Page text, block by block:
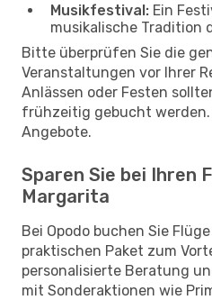
Musikfestival: Ein
musikalische Tradition
Bitte überprüfen Sie die
Veranstaltungen vor Ihrer
Anlässen oder Festen
frühzeitig gebucht
Angebote.
Sparen Sie bei Ihren
Margarita
Bei Opodo buchen Sie
praktischen Paket zum
personalisierte Beratung
mit Sonderaktionen wie